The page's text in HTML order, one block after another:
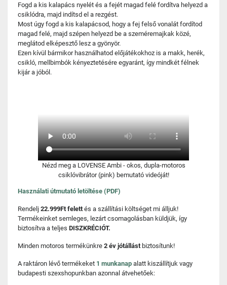
Fogd a kis kalapács nyelét és a fejét magad felé fordítva helyezd a
csiklódra, majd indítsd el a rezgést.
Most úgy fogd a kis kalapácsod, hogy a fej felső vonalát fordítod
magad felé, majd szépen helyezd be a szeméremajkak közé,
meglátod elképesztő lesz a gyönyör.
Ezen kívül bármikor használhatod előjátékokhoz is a makk, herék,
csikló, mellbimbók kényeztetésére egyaránt, így mindkét félnek
kijár a jóból.
Nézd meg a LOVENSE Ambi - okos, dupla-motoros
csiklóvibrátor (pink) bemutató videóját!
Használati útmutató letöltése (PDF)
Rendelj 22.999Ft felettés a szállítási költséget mi álljuk!
Termékeinket semleges, lezárt csomagolásban küldjük, így
biztosítva a teljes DISZKRÉCIÓT.
Minden motoros termékünkre 2 év jótállást biztosítunk!
A raktáron lévő termékeket 1 munkanap alatt kiszállítjuk vagy
budapesti szexshopunkban azonnal átvehetőek: